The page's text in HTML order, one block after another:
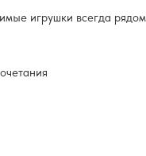
игрушки всегда рядом